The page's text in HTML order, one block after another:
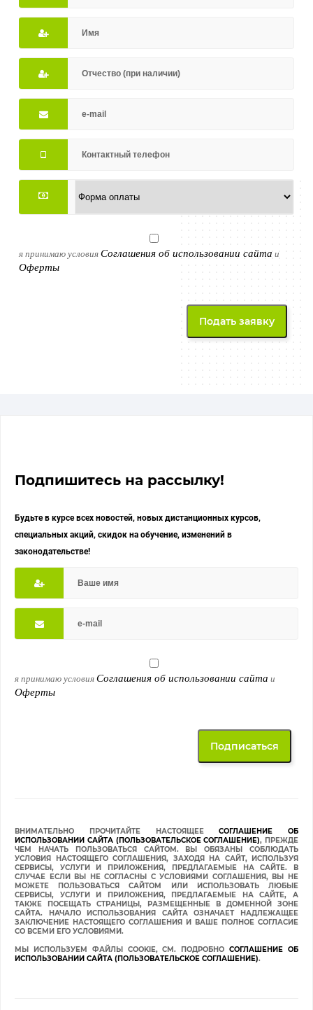
я принимаю условияСоглашения об использовании сайта и
Оферты
Подпишитесь на рассылку!
Будьте в курсе всех новостей, новых дистанционных курсов,
специальных акций, скидок на обучение, изменений в
законодательстве!
я принимаю условияСоглашения об использовании сайта и
Оферты
ВНИМАТЕЛЬНО ПРОЧИТАЙТЕ НАСТОЯЩЕЕСОГЛАШЕНИЕ ОБ
ИСПОЛЬЗОВАНИИ САЙТА (ПОЛЬЗОВАТЕЛЬСКОЕ СОГЛАШЕНИЕ), ПРЕЖДЕ
ЧЕМ НАЧАТЬ ПОЛЬЗОВАТЬСЯ САЙТОМ. ВЫ ОБЯЗАНЫ СОБЛЮДАТЬ
УСЛОВИЯ НАСТОЯЩЕГО СОГЛАШЕНИЯ, ЗАХОДЯ НА САЙТ, ИСПОЛЬЗУЯ
СЕРВИСЫ, УСЛУГИ И ПРИЛОЖЕНИЯ, ПРЕДЛАГАЕМЫЕ НА САЙТЕ. В
СЛУЧАЕ ЕСЛИ ВЫ НЕ СОГЛАСНЫ С УСЛОВИЯМИ СОГЛАШЕНИЯ, ВЫ НЕ
МОЖЕТЕ ПОЛЬЗОВАТЬСЯ САЙТОМ ИЛИ ИСПОЛЬЗОВАТЬ ЛЮБЫЕ
СЕРВИСЫ, УСЛУГИ И ПРИЛОЖЕНИЯ, ПРЕДЛАГАЕМЫЕ НА САЙТЕ, А
ТАКЖЕ ПОСЕЩАТЬ СТРАНИЦЫ, РАЗМЕЩЕННЫЕ В ДОМЕННОЙ ЗОНЕ
САЙТА. НАЧАЛО ИСПОЛЬЗОВАНИЯ САЙТА ОЗНАЧАЕТ НАДЛЕЖАЩЕЕ
ЗАКЛЮЧЕНИЕ НАСТОЯЩЕГО СОГЛАШЕНИЯ И ВАШЕ ПОЛНОЕ СОГЛАСИЕ
СО ВСЕМИ ЕГО УСЛОВИЯМИ.
МЫ ИСПОЛЬЗУЕМ ФАЙЛЫ COOKIE, СМ. ПОДРОБНОСОГЛАШЕНИЕ ОБ
ИСПОЛЬЗОВАНИИ САЙТА (ПОЛЬЗОВАТЕЛЬСКОЕ СОГЛАШЕНИЕ).